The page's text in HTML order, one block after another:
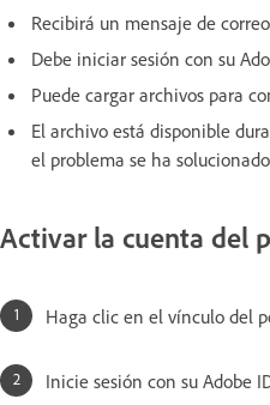
Recibirá un mensaje de
Debe iniciar sesión con su
Puede cargar archivos para
El archivo está disponible
el problema se ha
Activar la cuenta del
Haga clic en el vínculo del
Inicie sesión con su Adobe